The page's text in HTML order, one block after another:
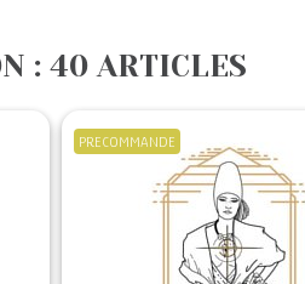
: 40 ARTICLES
PRECOMMANDE